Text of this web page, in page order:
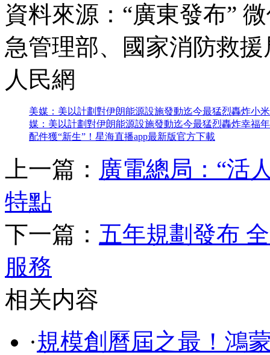
資料來源：“廣東發布”
急管理部、國家消防救
人民網
美媒：美以計劃對伊朗能源設施發動迄今最猛烈轟炸小
媒：美以計劃對伊朗能源設施發動迄今最猛烈轟炸幸福
配件獲“新生”！ 星海直播app最新版官方下載
上一篇： 廣電總局：“活
特點
下一篇： 五年規劃發布
服務
相关内容
·規模創曆屆之最！鴻